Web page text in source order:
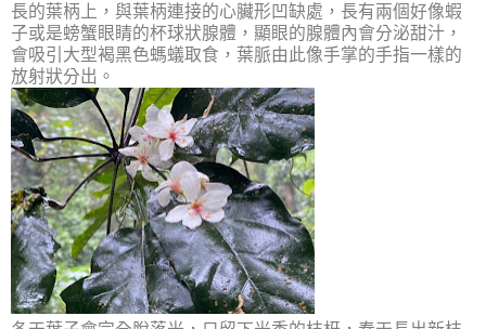
長的葉柄上，與葉柄連接的心臟形凹缺處，長有兩個好像蝦
子或是螃蟹眼睛的杯球狀腺體，顯眼的腺體內會分泌甜汁，
會吸引大型褐黑色螞蟻取食，葉脈由此像手掌的手指一樣的
放射狀分出。